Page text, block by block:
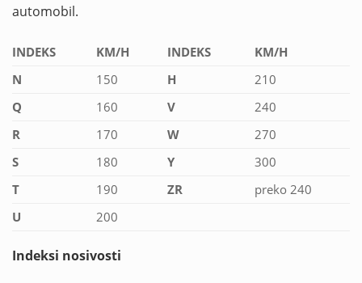
automobil.
INDEKS KM/H INDEKS
KM/H
N
150 H
210
Q
160 V
240
R
170 W
270
S
180 Y
300
T
190 ZR
preko 240
U
200
Indeksi nosivosti